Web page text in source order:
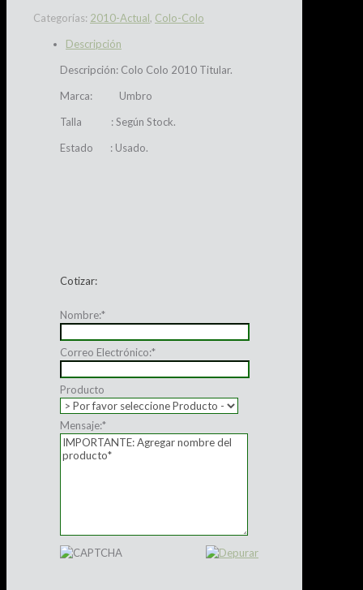
Categorías: 2010-Actual, Colo-Colo
Descripción
Descripción: Colo Colo 2010 Titular.
Marca: Umbro
Talla : Según Stock.
Estado : Usado.
Cotizar:
Nombre:*
Correo Electrónico:*
Producto
Mensaje:*